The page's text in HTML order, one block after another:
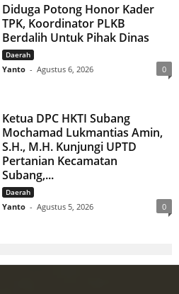
Diduga Potong Honor Kader
TPK, Koordinator PLKB
Berdalih Untuk Pihak Dinas
Daerah
Yanto - Agustus 6, 2026 0
Ketua DPC HKTI Subang
Mochamad Lukmantias Amin,
S.H., M.H. Kunjungi UPTD
Pertanian Kecamatan
Subang,...
Daerah
Yanto - Agustus 5, 2026 0